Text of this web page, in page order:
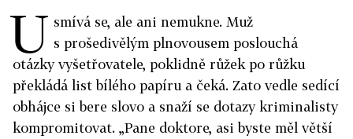
U smívá se, ale ani nemukne. Muž
s prošedivělým plnovousem poslouchá
otázky vyšetřovatele, poklidně růžek po růžku
překládá list bílého papíru a čeká. Zato vedle sedící
obhájce si bere slovo a snaží se dotazy kriminalisty
kompromitovat. „Pane doktore, asi byste měl větší